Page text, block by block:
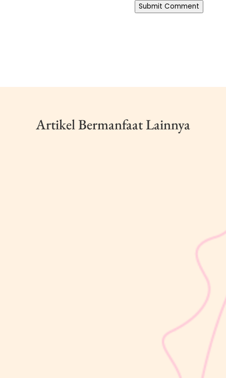
Submit Comment
Artikel Bermanfaat Lainnya
dalam masa 1000 Hari Pertama Kehidupan (HPK). Pada tahap ini,
perkembangan si Kecil berlangsung sangat pesat, mulai dari
kemampuan berjalan, berbicara, hingga berinteraksi dengan orang